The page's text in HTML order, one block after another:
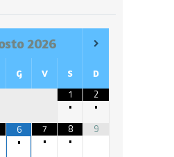
2026
G V S D
1
•
2
•
6
•
7
•
8
•
9